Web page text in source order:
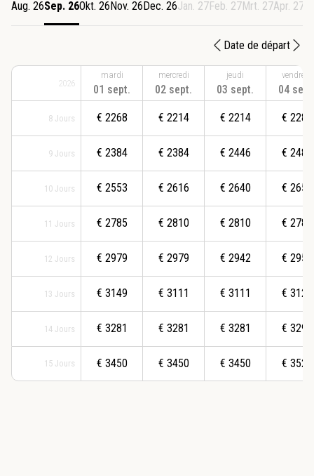
Aug. 26Sep. 26Okt. 26 Nov. 26 Dec. 26Jan. 27Feb. 27Mrt. 27Apr. 27
Date de départ
2026
8 Jours
9 Jours
10 Jours
11 Jours
12 Jours
13 Jours
14 Jours
15 Jours
mardi
01 sept.
€ 2268
€ 2384
€ 2553
€ 2785
€ 2979
€ 3149
€ 3281
€ 3450
mercredi
02 sept.
€ 2214
€ 2384
€ 2616
€ 2810
€ 2979
€ 3111
€ 3281
€ 3450
jeudi
03 sept.
€ 2214
€ 2446
€ 2640
€ 2810
€ 2942
€ 3111
€ 3281
€ 3450
vendredi
04
€ 2289
€ 2484
€ 2653
€ 2785
€ 2955
€ 3124
€ 3294
€ 3525